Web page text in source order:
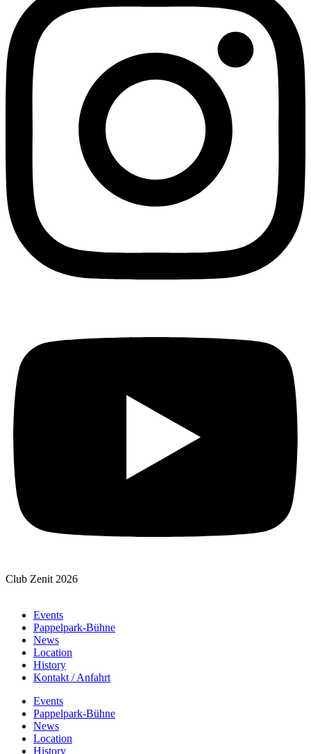
Club Zenit 2026
Events
Pappelpark-Bühne
News
Location
History
Kontakt / Anfahrt
Events
Pappelpark-Bühne
News
Location
History